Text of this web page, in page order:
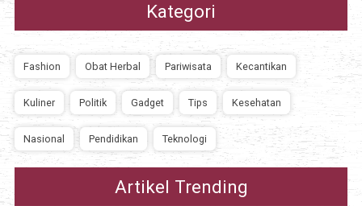
Kategori
Fashion Obat Herbal Pariwisata Kecantikan
Kuliner Politik Gadget Tips Kesehatan
Nasional Pendidikan Teknologi
Artikel Trending